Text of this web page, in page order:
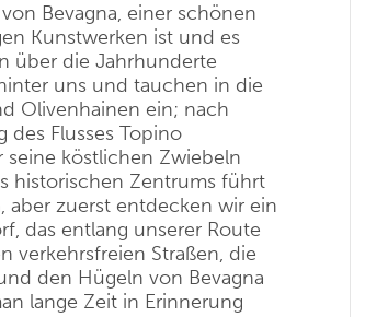
Bevagna, einer schönen
Kunstwerken ist und es
über die Jahrhunderte
uns und tauchen in die
Olivenhainen ein; nach
des Flusses Topino
seine köstlichen Zwiebeln
historischen Zentrums führt
aber zuerst entdecken wir ein
das entlang unserer Route
verkehrsfreien Straßen, die
den Hügeln von Bevagna
lange Zeit in Erinnerung